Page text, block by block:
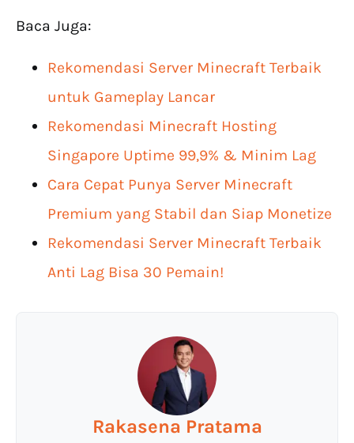
Baca Juga:
Rekomendasi Server Minecraft Terbaik
untuk Gameplay Lancar
Rekomendasi Minecraft Hosting
Singapore Uptime 99,9% & Minim Lag
Cara Cepat Punya Server Minecraft
Premium yang Stabil dan Siap Monetize
Rekomendasi Server Minecraft Terbaik
Anti Lag Bisa 30 Pemain!
Rakasena Pratama